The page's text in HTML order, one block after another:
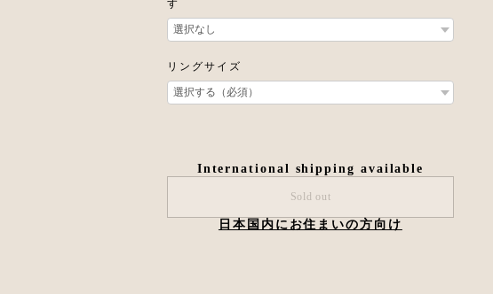
す
リングサイズ
International shipping available
Sold out
日本国内にお住まいの方向け